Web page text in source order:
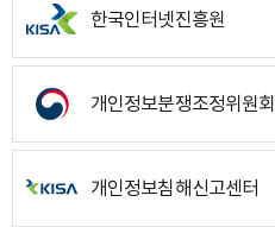
한국인터넷진흥원
개인정보분쟁조정위원회
개인정보침해신고센터